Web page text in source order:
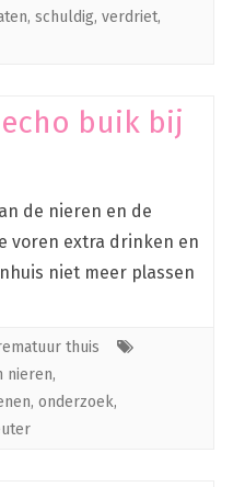
, schuldig, verdriet,
buik bij
de nieren en de
voren extra drinken en
niet meer plassen
thuis
nieren,
, onderzoek,